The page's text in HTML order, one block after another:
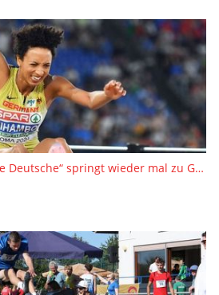
EM Rom | Die „fliegende Deutsche“ springt wieder mal zu Gold